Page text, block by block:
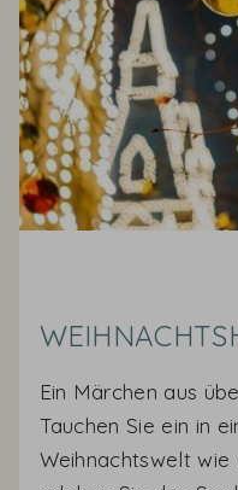
Ein Märchen aus
Tauchen Sie ein in
Weihnachtswelt